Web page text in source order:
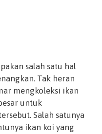
salah satu hal
Tak heran
mengkoleksi ikan
untuk
Salah satunya
ikan koi yang